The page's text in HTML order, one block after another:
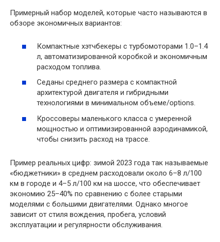
Примерный набор моделей, которые часто называются в
обзоре экономичных вариантов:
Компактные хэтчбекеры с турбомоторами 1.0–1.4
л, автоматизированной коробкой и экономичным
расходом топлива.
Седаны среднего размера с компактной
архитектурой двигателя и гибридными
технологиями в минимальном объеме/options.
Кроссоверы маленького класса с умеренной
мощностью и оптимизированной аэродинамикой,
чтобы снизить расход на трассе.
Пример реальных цифр: зимой 2023 года так называемые
«бюджетники» в среднем расходовали около 6–8 л/100
км в городе и 4–5 л/100 км на шоссе, что обеспечивает
экономию 25–40% по сравнению с более старыми
моделями с большими двигателями. Однако многое
зависит от стиля вождения, пробега, условий
эксплуатации и регулярности обслуживания.